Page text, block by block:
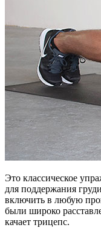
Это классическое
для поддержания
включить в любую
были широко
качает трицепс.